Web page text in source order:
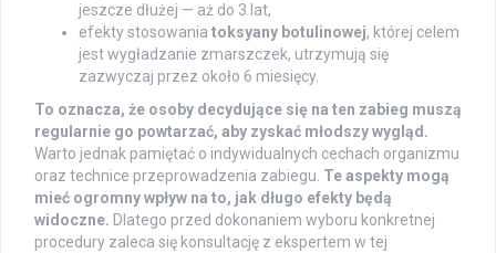
jeszcze dłużej — aż do 3 lat,
efekty stosowania toksyany botulinowej, której celem
jest wygładzanie zmarszczek, utrzymują się
zazwyczaj przez około 6 miesięcy.
To oznacza, że osoby decydujące się na ten zabieg muszą
regularnie go powtarzać, aby zyskać młodszy wygląd.
Warto jednak pamiętać o indywidualnych cechach organizmu
oraz technice przeprowadzenia zabiegu. Te aspekty mogą
mieć ogromny wpływ na to, jak długo efekty będą
widoczne. Dlatego przed dokonaniem wyboru konkretnej
procedury zaleca się konsultację z ekspertem w tej